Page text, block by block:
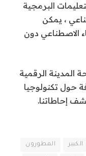
البرمجية
، يمكن
الاصطناعي دون
المدينة الرقمية
حول تكنولوجيا
إحاطاتنا.
الكبير المطورون